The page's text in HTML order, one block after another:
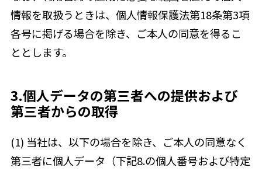
情報を取扱うときは、個人情報保護法第18条第3項
各号に掲げる場合を除き、ご本人の同意を得るこ
ととします。
3.個人データの第三者への提供および
第三者からの取得
(1) 当社は、以下の場合を除き、ご本人の同意なく
第三者に個人データ（下記8.の個人番号および特定